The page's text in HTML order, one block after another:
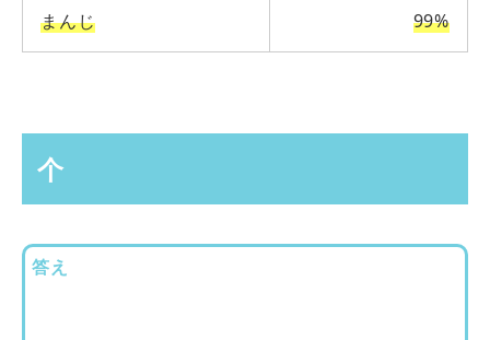
まんじ 99%
个
答え